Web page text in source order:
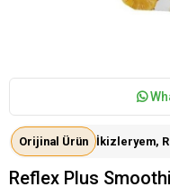
Orijinal Ürün İkizleryem,
Reflex Plus